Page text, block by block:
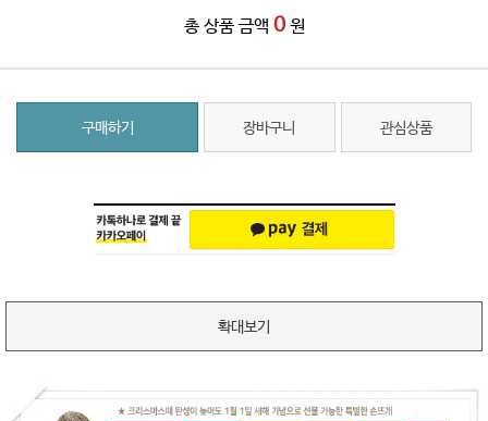
총 상품 금액 0 원
구매하기 장바구니 관심상품
확대보기